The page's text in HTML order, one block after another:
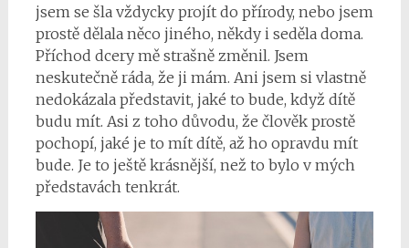
jsem se šla vždycky projít do přírody, nebo jsem
prostě dělala něco jiného, někdy i seděla doma.
Příchod dcery mě strašně změnil. Jsem
neskutečně ráda, že ji mám. Ani jsem si vlastně
nedokázala představit, jaké to bude, když dítě
budu mít. Asi z toho důvodu, že člověk prostě
pochopí, jaké je to mít dítě, až ho opravdu mít
bude. Je to ještě krásnější, než to bylo v mých
představách tenkrát.